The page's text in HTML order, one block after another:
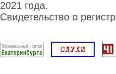
2021 года.
Свидетельство о